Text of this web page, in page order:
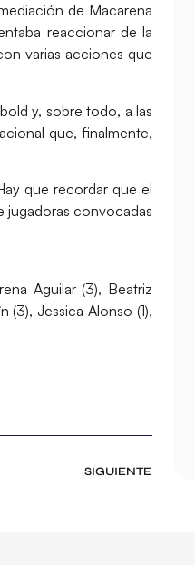
de Macarena
reaccionar de la
varias acciones que
y, sobre todo, a las
que, finalmente,
que recordar que el
jugadoras convocadas
Aguilar (3), Beatriz
(3), Jessica Alonso (1),
SIGUIENTE